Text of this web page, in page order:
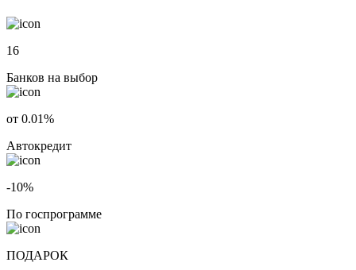
16
Банков на выбор
от 0.01%
Автокредит
-10%
По госпрограмме
ПОДАРОК